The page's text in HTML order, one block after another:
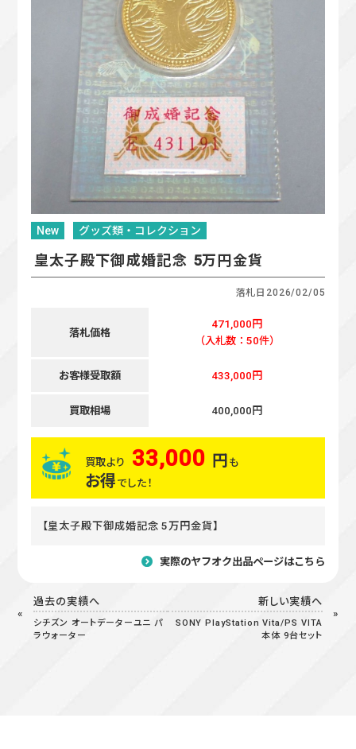
New グッズ類・コレクション
皇太子殿下御成婚記念 5万円金貨
落札日 2026/02/05
落札価格
471,000円
（入札数：50件）
お客様受取額 433,000円
買取相場 400,000円
買取より 33,000 円 も
お得 でした！
【皇太子殿下御成婚記念 5万円金貨】
実際のヤフオク出品ページはこちら
過去の実績へ
シチズン オートデーターユニ パ
ラウォーター
新しい実績へ
SONY PlayStation Vita/PS VITA
本体 9台セット